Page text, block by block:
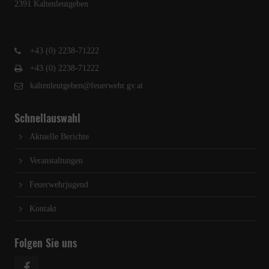
2391 Kaltenleutgeben
+43 (0) 2238-71222
+43 (0) 2238-71222
kaltenleutgeben@feuerwehr.gv.at
Schnellauswahl
Aktuelle Berichte
Veranstaltungen
Feuerwehrjugend
Kontakt
Folgen Sie uns